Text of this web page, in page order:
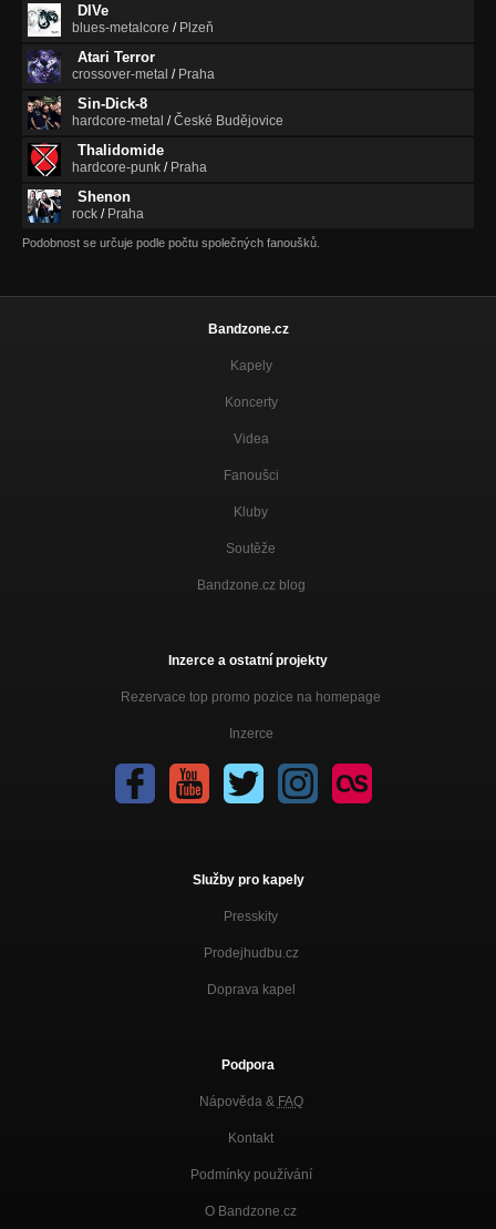
DIVe
blues-metalcore / Plzeň
Atari Terror
crossover-metal / Praha
Sin-Dick-8
hardcore-metal /České Budějovice
Thalidomide
hardcore-punk / Praha
Shenon
rock / Praha
Podobnost se určuje podle počtu společných fanoušků.
Bandzone.cz
Kapely
Koncerty
Videa
Fanoušci
Kluby
Soutěže
Bandzone.cz blog
Inzerce a ostatní projekty
Rezervace top promo pozice na homepage
Inzerce
Služby pro kapely
Presskity
Prodejhudbu.cz
Doprava kapel
Podpora
Nápověda & FAQ
Kontakt
Podmínky používání
O Bandzone.cz